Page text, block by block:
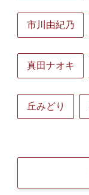
市川由紀乃
真田ナオキ
丘みどり